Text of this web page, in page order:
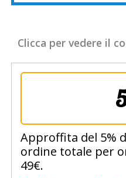
Clicca per vedere il
Approffita del 5%
ordine totale per
49€.